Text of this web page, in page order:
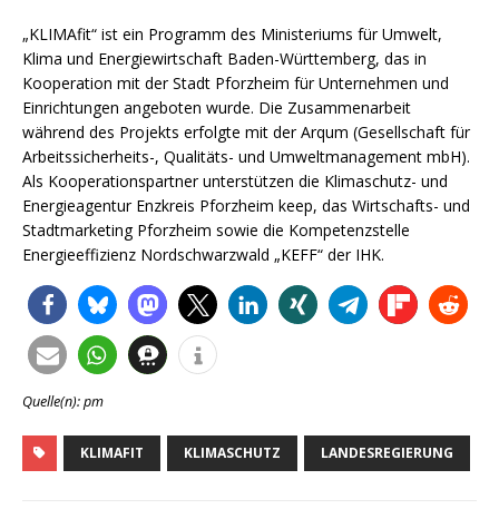
„KLIMAfit“ ist ein Programm des Ministeriums für Umwelt,
Klima und Energiewirtschaft Baden-Württemberg, das in
Kooperation mit der Stadt Pforzheim für Unternehmen und
Einrichtungen angeboten wurde. Die Zusammenarbeit
während des Projekts erfolgte mit der Arqum (Gesellschaft für
Arbeitssicherheits-, Qualitäts- und Umweltmanagement mbH).
Als Kooperationspartner unterstützen die Klimaschutz- und
Energieagentur Enzkreis Pforzheim keep, das Wirtschafts- und
Stadtmarketing Pforzheim sowie die Kompetenzstelle
Energieeffizienz Nordschwarzwald „KEFF“ der IHK.
Quelle(n): pm
KLIMAFIT KLIMASCHUTZ LANDESREGIERUNG